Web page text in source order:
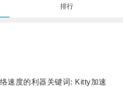
排行
度的利器关键词: Kitty加速